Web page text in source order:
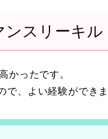
スリーキル
かったです。
で、よい経験ができま